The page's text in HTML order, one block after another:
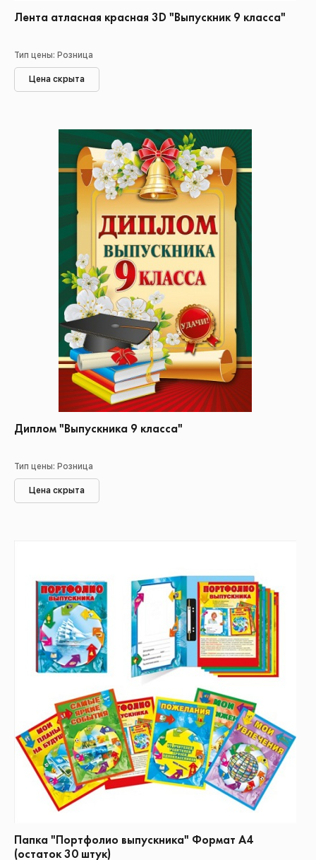
Лента атласная красная 3D "Выпускник 9 класса"
Тип цены: Розница
Цена скрыта
Диплом "Выпускника 9 класса"
Тип цены: Розница
Цена скрыта
Папка "Портфолио выпускника" Формат А4
(остаток 30 штук)